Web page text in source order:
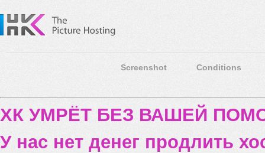
Screenshot Conditions
ХК УМРЁТ БЕЗ ВАШЕЙ
У нас нет денег продлить